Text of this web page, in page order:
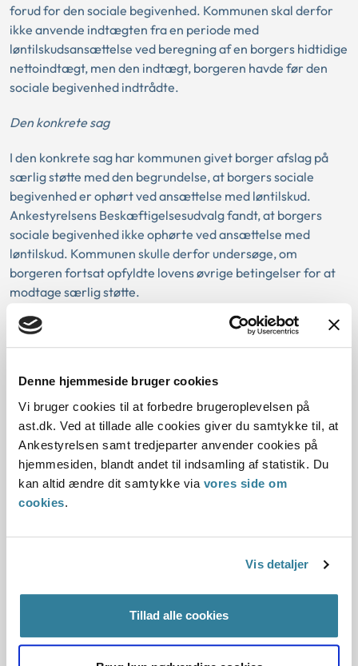
Denne hjemmeside bruger cookies
Vi bruger cookies til at forbedre brugeroplevelsen på
ast.dk. Ved at tillade alle cookies giver du samtykke til, at
Ankestyrelsen samt tredjeparter anvender cookies på
hjemmesiden, blandt andet til indsamling af statistik. Du
kan altid ændre dit samtykke via vores side om
cookies.
Vis detaljer
Tillad alle cookies
forud for den sociale begivenhed. Kommunen skal derfor
ikke anvende indtægten fra en periode med
løntilskudsansættelse ved beregning af en borgers hidtidige
nettoindtægt, men den indtægt, borgeren havde før den
sociale begivenhed indtrådte.
Den konkrete sag
I den konkrete sag har kommunen givet borger afslag på
særlig støtte med den begrundelse, at borgers sociale
begivenhed er ophørt ved ansættelse med løntilskud.
Ankestyrelsens Beskæftigelsesudvalg fandt, at borgers
sociale begivenhed ikke ophørte ved ansættelse med
løntilskud. Kommunen skulle derfor undersøge, om
borgeren fortsat opfyldte lovens øvrige betingelser for at
modtage særlig støtte.
Afgørelse:
1. Baggrund for at behandle sagen principielt
2. Reglerne
4. Den konkrete afgørelse